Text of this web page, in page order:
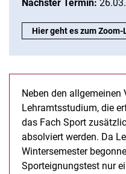
Nächster Termin:
Offene online
Hier geht es zum Zoom-
Neben den
Lehramtsstudium, die
das Fach Sport
absolviert werden. Da
Wintersemester
Sporteignungstest nur